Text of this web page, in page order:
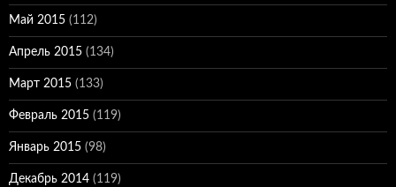
Май 2015 (112)
Апрель 2015 (134)
Март 2015 (133)
Февраль 2015 (119)
Январь 2015 (98)
Декабрь 2014 (119)